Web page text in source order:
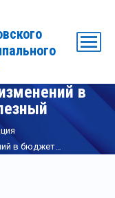
в
в бюджет…